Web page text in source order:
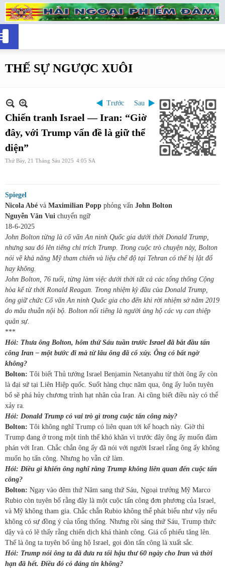
THẾ SỰ NGƯỢC XUÔI
Trước Sau
Chiến tranh Israel — Iran: “Giờ
đây, với Trump vấn đề là giữ thể
diện”
Thứ Bảy, 21 Tháng Sáu 2025 4:05 SA
Spiegel
Nicola Abé và Maximilian Popp phỏng vấn John Bolton
Nguyễn Văn Vui chuyển ngữ
18-6-2025
John Bolton từng là cố vấn An ninh Quốc gia dưới thời Donald Trump,
nhưng sau đó lên tiếng chỉ trích Trump. Trong cuộc trò chuyện này, Bolton
nói về khả năng Mỹ tham chiến và liệu chế độ tại Tehran có thể bị lật đổ
hay không.
John Bolton, 76 tuổi, từng làm việc dưới thời tất cả các tổng thống Cộng
hòa kể từ thời Ronald Reagan. Trong nhiệm kỳ đầu của Donald Trump,
ông giữ chức Cố vấn An ninh Quốc gia cho đến khi rời nhiệm sở năm 2019
do mâu thuẫn nội bộ. Bolton nổi tiếng là người ủng hộ các vụ can thiệp
quân sự.
***
Hỏi: Thưa ông Bolton, hôm thứ Sáu tuần trước Israel đã bắt đầu tấn
công Iran – một bước đi mà từ lâu ông đã cổ xúy. Ông có bất ngờ
không?
Bolton: Tôi biết Thủ tướng Israel Benjamin Netanyahu từ thời ông ấy còn
là đại sứ tại Liên Hiệp quốc. Suốt hàng chục năm qua, ông ấy luôn tuyên
bố sẽ phá hủy chương trình hạt nhân của Iran. Ai cũng biết điều này có thể
xảy ra.
Hỏi: Donald Trump có vai trò gì trong cuộc tấn công này?
Bolton: Tôi không nghĩ Trump có liên quan tới kế hoạch này. Giờ thì
Trump đang ở trong một tình thế khó khăn vì trước đây ông ấy muốn đàm
phán với Iran. Chắc chắn ông ấy đã nói với người Israel rằng ông ấy không
muốn họ tấn công. Nhưng họ vẫn cứ làm.
Hỏi: Điều gì khiến ông nghĩ rằng Trump không liên quan đến cuộc tấn
công?
Bolton: Ngay vào đêm thứ Năm sang thứ Sáu, Ngoại trưởng Mỹ Marco
Rubio còn tuyên bố rằng đây là một cuộc tấn công đơn phương của Israel,
và Mỹ không tham gia. Chắc chắn Rubio không thể phát biểu như vậy nếu
không có sự đồng ý của tổng thống. Nhưng rồi sáng thứ Sáu, Trump thức
dậy và có lẽ thấy rằng chiến dịch khá thành công. Giá cổ phiếu tăng lên.
Thế là ông ta tuyên bố ủng hộ Israel, gọi đòn tấn công là xuất sắc.
Hỏi: Trump nói ông ta đã đưa ra tối hậu thư 60 ngày cho Iran và thời
hạn đã hết. Điều đó có đáng tin không?